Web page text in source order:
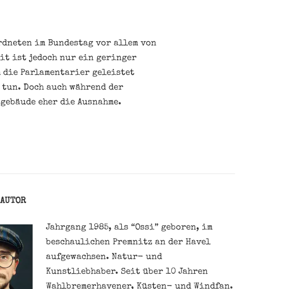
im Bundestag vor allem von
ist jedoch nur ein geringer
die Parlamentarier geleistet
Doch auch während der
eher die Ausnahme.
Jahrgang 1985, als “Ossi” geboren, im
beschaulichen Premnitz an der Havel
aufgewachsen. Natur- und
Kunstliebhaber. Seit über 10 Jahren
Wahlbremerhavener, Küsten- und Windfan.